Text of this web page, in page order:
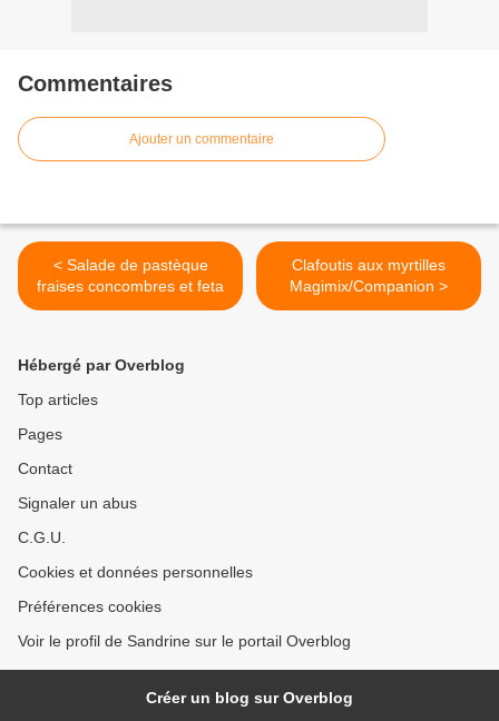
Commentaires
Ajouter un commentaire
< Salade de pastèque
fraises concombres et feta
Clafoutis aux myrtilles
Magimix/Companion >
Hébergé par Overblog
Top articles
Pages
Contact
Signaler un abus
C.G.U.
Cookies et données personnelles
Préférences cookies
Voir le profil de Sandrine sur le portail Overblog
Créer un blog sur Overblog